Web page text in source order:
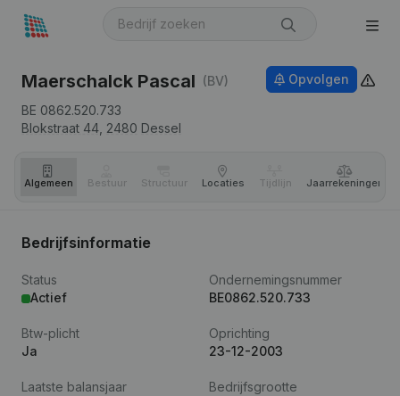
Maerschalck Pascal (BV)
BE 0862.520.733
Blokstraat 44, 2480 Dessel
Opvolgen
Algemeen Bestuur Structuur Locaties Tijdlijn Jaar­rekeningen
Bedrijfsinformatie
Status
Actief
Ondernemingsnummer
BE0862.520.733
Btw-plicht
Ja
Oprichting
23-12-2003
Laatste balansjaar
Bedrijfsgrootte